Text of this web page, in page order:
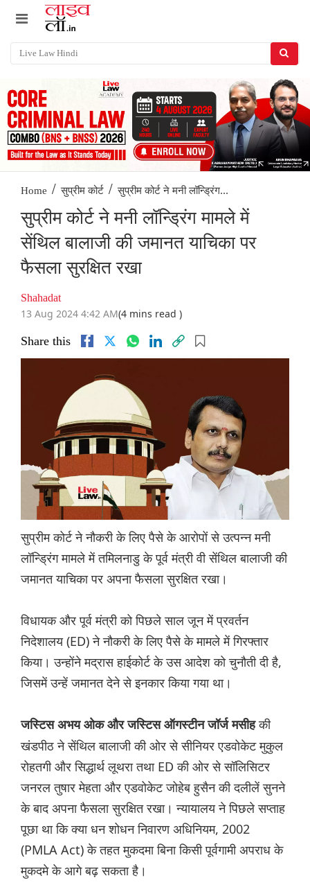
Home / सुप्रीम कोर्ट / सुप्रीम कोर्ट ने मनी लॉन्ड्रिंग...
सुप्रीम कोर्ट ने मनी लॉन्ड्रिंग मामले में
सेंथिल बालाजी की जमानत याचिका पर
फैसला सुरक्षित रखा
Shahadat
13 Aug 2024 4:42 AM(4 mins read )
Share this
सुप्रीम कोर्ट ने नौकरी के लिए पैसे के आरोपों से उत्पन्न मनी
लॉन्ड्रिंग मामले में तमिलनाडु के पूर्व मंत्री वी सेंथिल बालाजी की
जमानत याचिका पर अपना फैसला सुरक्षित रखा।
विधायक और पूर्व मंत्री को पिछले साल जून में प्रवर्तन
निदेशालय (ED) ने नौकरी के लिए पैसे के मामले में गिरफ्तार
किया। उन्होंने मद्रास हाईकोर्ट के उस आदेश को चुनौती दी है,
जिसमें उन्हें जमानत देने से इनकार किया गया था।
जस्टिस अभय ओक और जस्टिस ऑगस्टीन जॉर्ज मसीहकी
खंडपीठ ने सेंथिल बालाजी की ओर से सीनियर एडवोकेट मुकुल
रोहतगी और सिद्धार्थ लूथरा तथा ED की ओर से सॉलिसिटर
जनरल तुषार मेहता और एडवोकेट जोहेब हुसैन की दलीलें सुनने
के बाद अपना फैसला सुरक्षित रखा। न्यायालय ने पिछले सप्ताह
पूछा था कि क्या धन शोधन निवारण अधिनियम, 2002
(PMLA Act) के तहत मुकदमा बिना किसी पूर्वगामी अपराध के
मुकदमे के आगे बढ़ सकता है।